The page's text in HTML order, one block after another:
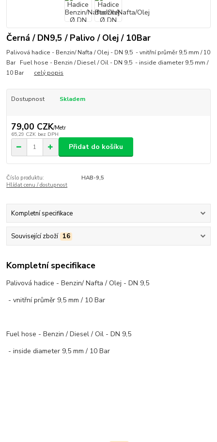
Černá / DN9,5 / Palivo / Olej / 10Bar
Palivová hadice - Benzin/ Nafta / Olej - DN 9,5 - vnitřní průměr 9,5 mm / 10
Bar Fuel hose - Benzin / Diesel / Oil - DN 9,5 - inside diameter 9,5 mm /
10 Bar celý popis
Dostupnost Skladem
79,00 CZK/Metr
65,29 CZK bez DPH
Přidat do košíku
Číslo produktu:
HAB-9,5
Hlídat cenu / dostupnost
Kompletní specifikace
Související zboží 16
Kompletní specifikace
Palivová hadice - Benzin/ Nafta / Olej - DN 9,5
- vnitřní průměr 9,5 mm / 10 Bar
Fuel hose - Benzin / Diesel / Oil - DN 9,5
- inside diameter 9,5 mm / 10 Bar